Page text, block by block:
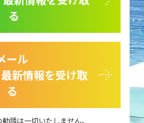
る
ール
新情報を受け取
る
誘は一切いたしません。